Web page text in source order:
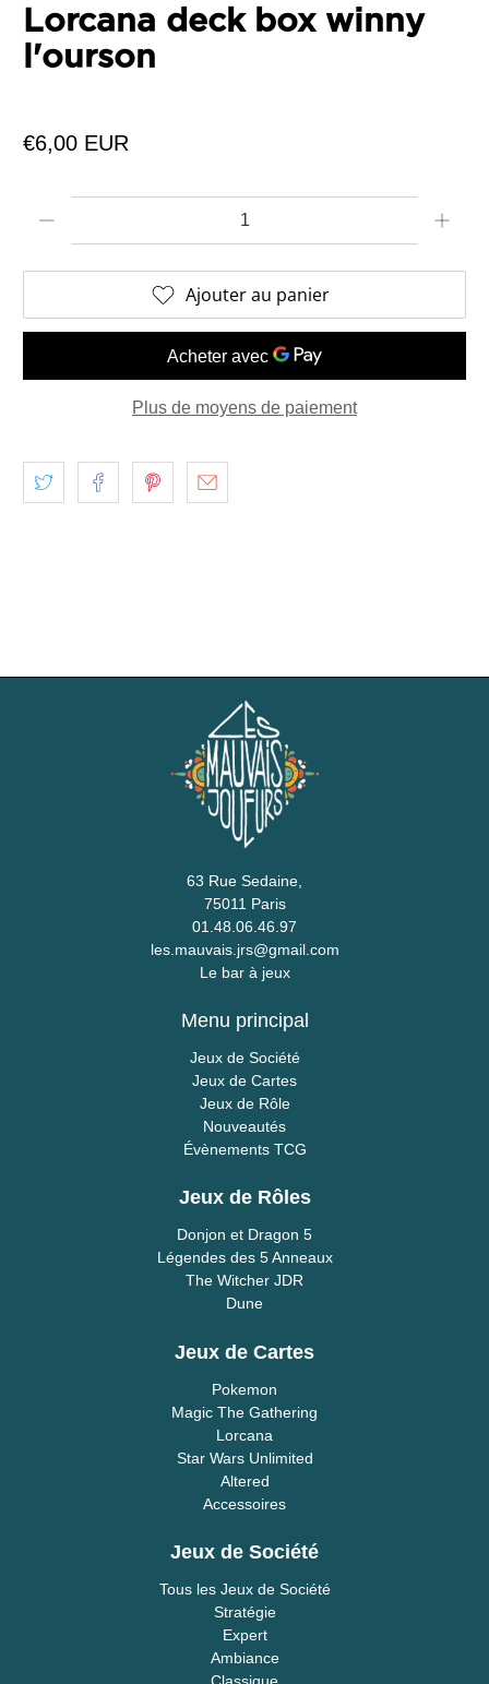
Lorcana deck box winny
l'ourson
€6,00 EUR
Ajouter au panier
Plus de moyens de paiement
63 Rue Sedaine,
75011 Paris
01.48.06.46.97
les.mauvais.jrs@gmail.com
Le bar à jeux
Menu principal
Jeux de Société
Jeux de Cartes
Jeux de Rôle
Nouveautés
Évènements TCG
Jeux de Rôles
Donjon et Dragon 5
Légendes des 5 Anneaux
The Witcher JDR
Dune
Jeux de Cartes
Pokemon
Magic The Gathering
Lorcana
Star Wars Unlimited
Altered
Accessoires
Jeux de Société
Tous les Jeux de Société
Stratégie
Expert
Ambiance